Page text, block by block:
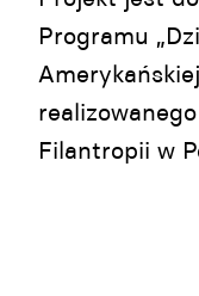
Programu
Filantropii w